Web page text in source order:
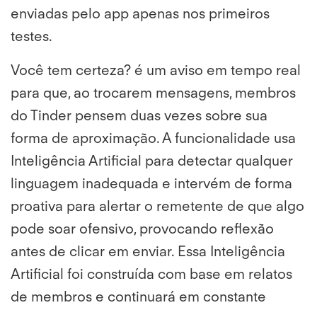
enviadas pelo app apenas nos primeiros
testes.
Você tem certeza? é um aviso em tempo real
para que, ao trocarem mensagens, membros
do Tinder pensem duas vezes sobre sua
forma de aproximação. A funcionalidade usa
Inteligência Artificial para detectar qualquer
linguagem inadequada e intervém de forma
proativa para alertar o remetente de que algo
pode soar ofensivo, provocando reflexão
antes de clicar em enviar. Essa Inteligência
Artificial foi construída com base em relatos
de membros e continuará em constante